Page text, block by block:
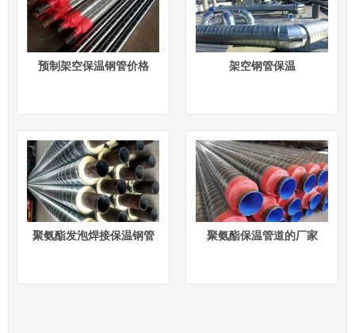
预制架空保温钢管价格 架空钢管保温
聚氨酯发泡焊接保温钢管 聚氨酯保温管道的厂家